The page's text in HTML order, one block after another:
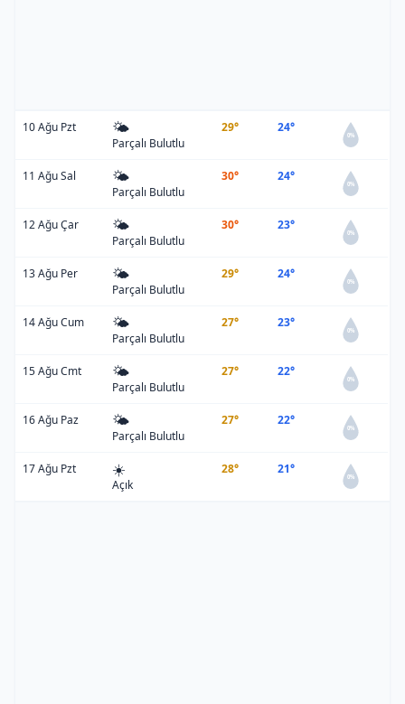
10 Ağu Pzt 🌤️
Parçalı Bulutlu
29° 24°
0%
11 Ağu Sal 🌤️
Parçalı Bulutlu
30° 24°
0%
12 Ağu Çar 🌤️
Parçalı Bulutlu
30° 23°
0%
13 Ağu Per 🌤️
Parçalı Bulutlu
29° 24°
0%
14 Ağu Cum 🌤️
Parçalı Bulutlu
27° 23°
0%
15 Ağu Cmt 🌤️
Parçalı Bulutlu
27° 22°
0%
16 Ağu Paz 🌤️
Parçalı Bulutlu
27° 22°
0%
17 Ağu Pzt ☀️
Açık
28° 21°
0%